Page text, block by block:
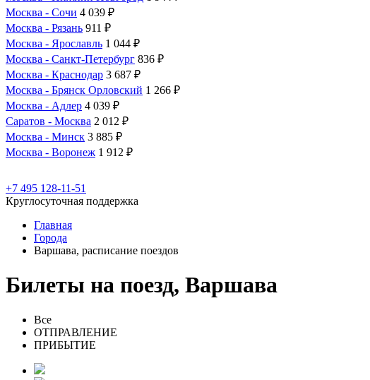
Москва - Сочи 4 039 ₽
Москва - Рязань 911 ₽
Москва - Ярославль 1 044 ₽
Москва - Санкт-Петербург 836 ₽
Москва - Краснодар 3 687 ₽
Москва - Брянск Орловский 1 266 ₽
Москва - Адлер 4 039 ₽
Саратов - Москва 2 012 ₽
Москва - Минск 3 885 ₽
Москва - Воронеж 1 912 ₽
+7 495 128-11-51
Круглосуточная поддержка
Главная
Города
Варшава, расписание поездов
Билеты на поезд, Варшава
Все
ОТПРАВЛЕНИЕ
ПРИБЫТИЕ